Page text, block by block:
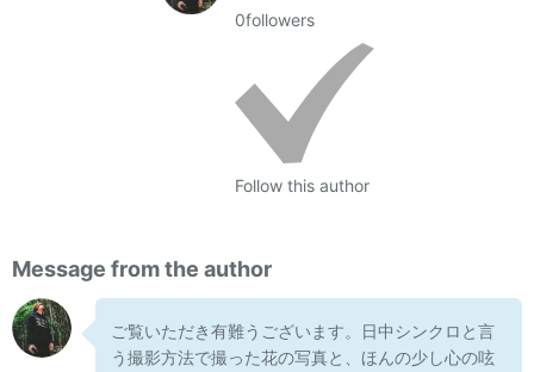
0followers
Follow this author
Message from the author
ご覧いただき有難うございます。日中シンクロと言
う撮影方法で撮った花の写真と、ほんの少し心の呟